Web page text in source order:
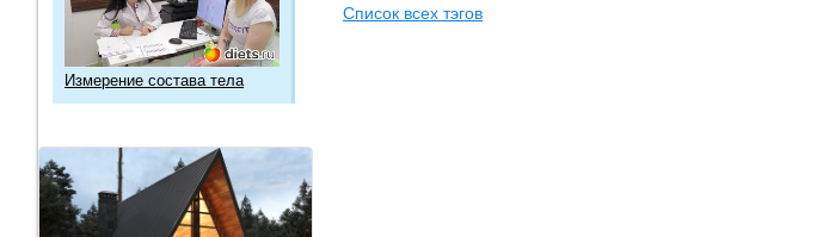
Список всех тэгов
Измерение состава тела